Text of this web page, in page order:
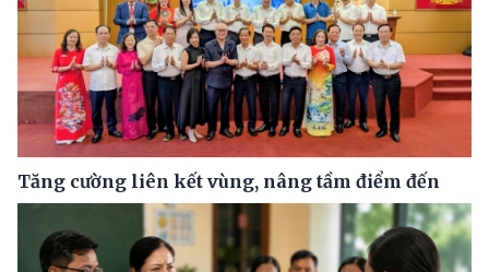
Tăng cường liên kết vùng, nâng tầm điểm đến